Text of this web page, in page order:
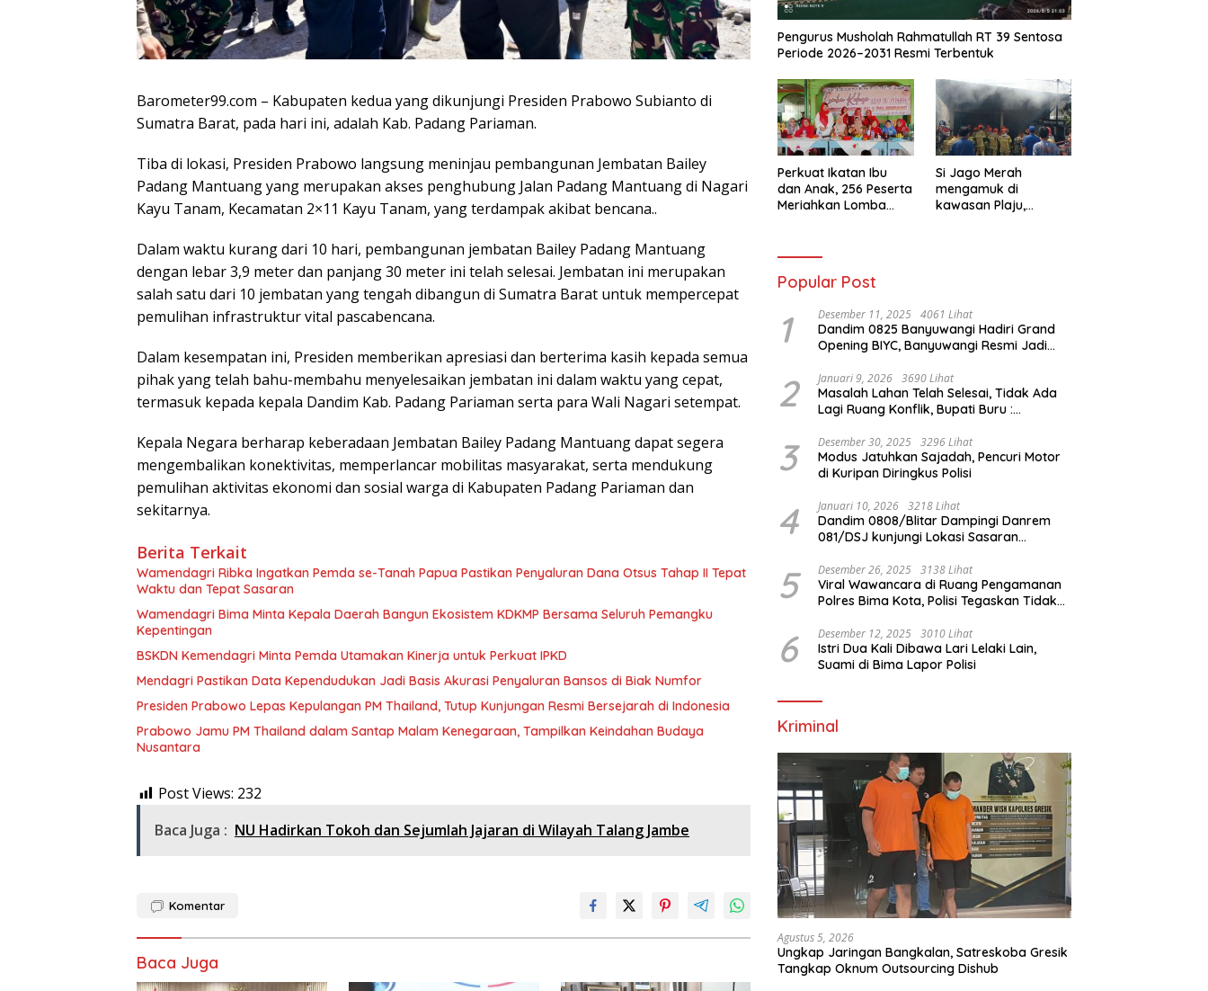
Barometer99.com – Kabupaten kedua yang dikunjungi Presiden Prabowo Subianto di
Sumatra Barat, pada hari ini, adalah Kab. Padang Pariaman.
Tiba di lokasi, Presiden Prabowo langsung meninjau pembangunan Jembatan Bailey
Padang Mantuang yang merupakan akses penghubung Jalan Padang Mantuang di Nagari
Kayu Tanam, Kecamatan 2×11 Kayu Tanam, yang terdampak akibat bencana..
Dalam waktu kurang dari 10 hari, pembangunan jembatan Bailey Padang Mantuang
dengan lebar 3,9 meter dan panjang 30 meter ini telah selesai. Jembatan ini merupakan
salah satu dari 10 jembatan yang tengah dibangun di Sumatra Barat untuk mempercepat
pemulihan infrastruktur vital pascabencana.
Dalam kesempatan ini, Presiden memberikan apresiasi dan berterima kasih kepada semua
pihak yang telah bahu-membahu menyelesaikan jembatan ini dalam waktu yang cepat,
termasuk kepada kepala Dandim Kab. Padang Pariaman serta para Wali Nagari setempat.
Kepala Negara berharap keberadaan Jembatan Bailey Padang Mantuang dapat segera
mengembalikan konektivitas, memperlancar mobilitas masyarakat, serta mendukung
pemulihan aktivitas ekonomi dan sosial warga di Kabupaten Padang Pariaman dan
sekitarnya.
Berita Terkait
Wamendagri Ribka Ingatkan Pemda se-Tanah Papua Pastikan Penyaluran Dana Otsus Tahap II Tepat
Waktu dan Tepat Sasaran
Wamendagri Bima Minta Kepala Daerah Bangun Ekosistem KDKMP Bersama Seluruh Pemangku
Kepentingan
BSKDN Kemendagri Minta Pemda Utamakan Kinerja untuk Perkuat IPKD
Mendagri Pastikan Data Kependudukan Jadi Basis Akurasi Penyaluran Bansos di Biak Numfor
Presiden Prabowo Lepas Kepulangan PM Thailand, Tutup Kunjungan Resmi Bersejarah di Indonesia
Prabowo Jamu PM Thailand dalam Santap Malam Kenegaraan, Tampilkan Keindahan Budaya
Nusantara
Post Views: 232
Baca Juga : NU Hadirkan Tokoh dan Sejumlah Jajaran di Wilayah Talang Jambe
Komentar
Baca Juga
Pengurus Musholah Rahmatullah RT 39 Sentosa
Periode 2026–2031 Resmi Terbentuk
Perkuat Ikatan Ibu
dan Anak, 256 Peserta
Meriahkan Lomba
Si Jago Merah
mengamuk di
kawasan Plaju,
Popular Post
1 Desember 11, 2025 4061 Lihat
Dandim 0825 Banyuwangi Hadiri Grand
Opening BIYC, Banyuwangi Resmi Jadi
2 Januari 9, 2026 3690 Lihat
Masalah Lahan Telah Selesai, Tidak Ada
Lagi Ruang Konflik, Bupati Buru :
Januari 2026
3 Desember 30, 2025 3296 Lihat
Modus Jatuhkan Sajadah, Pencuri Motor
di Kuripan Diringkus Polisi
4 Januari 10, 2026 3218 Lihat
Dandim 0808/Blitar Dampingi Danrem
081/DSJ kunjungi Lokasi Sasaran
Blitar
5 Desember 26, 2025 3138 Lihat
Viral Wawancara di Ruang Pengamanan
Polres Bima Kota, Polisi Tegaskan Tidak
6 Desember 12, 2025 3010 Lihat
Istri Dua Kali Dibawa Lari Lelaki Lain,
Suami di Bima Lapor Polisi
Kriminal
Agustus 5, 2026
Ungkap Jaringan Bangkalan, Satreskoba Gresik
Tangkap Oknum Outsourcing Dishub